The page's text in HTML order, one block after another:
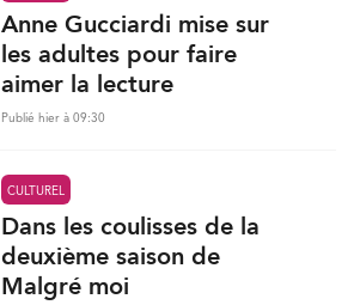
Anne Gucciardi mise sur
les adultes pour faire
aimer la lecture
Publié hier à 09:30
CULTUREL
Dans les coulisses de la
deuxième saison de
Malgré moi